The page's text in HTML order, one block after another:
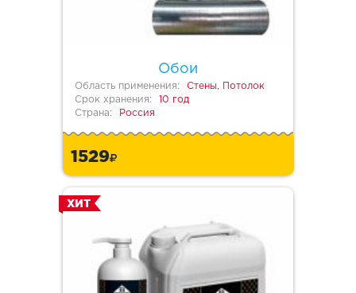
Обои
Область применения:
Стены, Потолок
Срок хранения:
10 год
Страна:
Россия
1529
ХИТ